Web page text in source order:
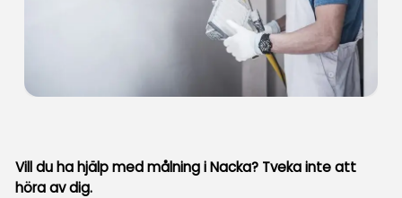
Vill du ha hjälp med målning i Nacka? Tveka inte att
höra av dig.